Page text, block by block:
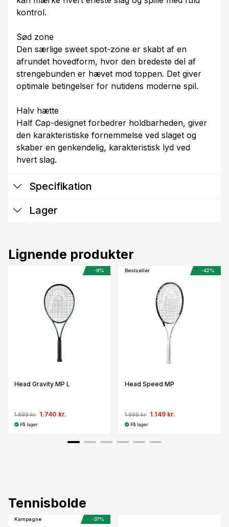
kontrol.
Sød zone
Den særlige sweet spot-zone er skabt af en
afrundet hovedform, hvor den bredeste del af
strengebunden er hævet mod toppen. Det giver
optimale betingelser for nutidens moderne spil.
Halv hætte
Half Cap-designet forbedrer holdbarheden, giver
den karakteristiske fornemmelse ved slaget og
skaber en genkendelig, karakteristisk lyd ved
hvert slag.
Specifikation
Lager
Lignende produkter
-8%
Head Gravity MP L
1.899 kr. 1.740 kr.
På lager
Bestseller -42%
Head Speed MP
1.999 kr. 1.149 kr.
På lager
Tennisbolde
Kampagne -37%